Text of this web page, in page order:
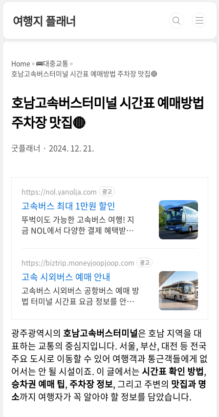
여행지 플래너
Home
🚌대중교통
호남고속버스터미널 시간표 예매방법 주차장 맛집🔴
호남고속버스터미널 시간표 예매방법
주차장 맛집🔴
굿플래너 2024. 12. 21.
https://nol.yanolja.com 광고
고속버스 최대 1만원 할인
뚜벅이도 가능한 고속버스 여행! 지
금 NOL에서 다양한 결제 혜택받고
https://biztrip.moneyjoopjoop.com 광고
고속 시외버스 예매 안내
고속버스 시외버스 공항버스 예매 방
법 터미널 시간표 요금 정보를 안내
광주광역시의 호남고속버스터미널은 호남 지역을 대
표하는 교통의 중심지입니다. 서울, 부산, 대전 등 전국
주요 도시로 이동할 수 있어 여행객과 통근객들에게 없
어서는 안 될 시설이죠. 이 글에서는시간표 확인 방법,
승차권 예매 팁, 주차장 정보, 그리고 주변의 맛집과 명
소까지 여행자가 꼭 알아야 할 정보를 담았습니다.